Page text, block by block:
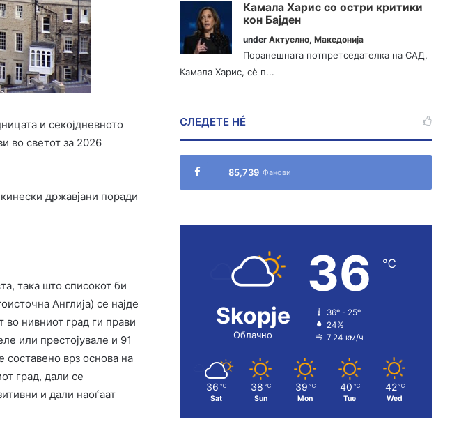
и секојдневното
во светот за 2026
така што списокот би
Англија) се најде
нивниот град ги прави
или престојувале и 91
составено врз основа на
град, дали се
и дали наоѓаат
Камала Харис со остри критики
кон Бајден
underАктуелно,Македонија
Поранешната потпретседателка на САД,
Камала Харис, сè п...
СЛЕДЕТЕ НÉ
85,739 Фанови
Skopje
Облачно
36 ℃
36º - 25º
24%
7.24 км/ч
36 ℃
Sat
38 ℃
Sun
39 ℃
Mon
40 ℃
Tue
42 ℃
Wed